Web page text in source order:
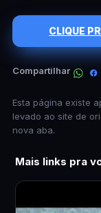
CLIQUE
Compartilhar
Esta página existe
levado ao site de
nova aba.
Mais links pra